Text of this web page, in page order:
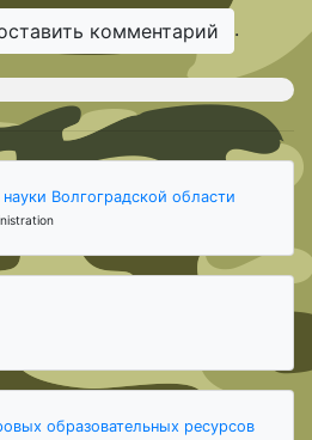
комментарий .
Волгоградской области
образовательных ресурсов